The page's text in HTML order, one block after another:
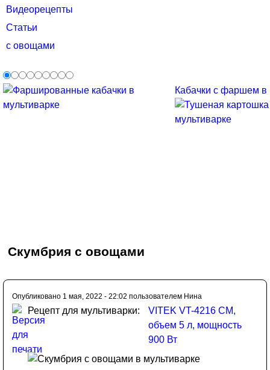
Видеорецепты
Статьи
с овощами
Кабачки с фаршем в
Скумбрия с овощами
Опубликовано 1 мая, 2022 - 22:02 пользователем Нина
Рецепт для мультиварки:
VITEK VT-4216 CM,
объем 5 л, мощность
900 Вт